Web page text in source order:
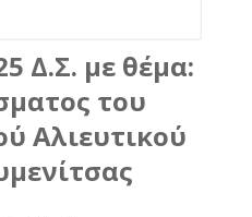
Δ.Σ. με θέμα:
του
Αλιευτικού